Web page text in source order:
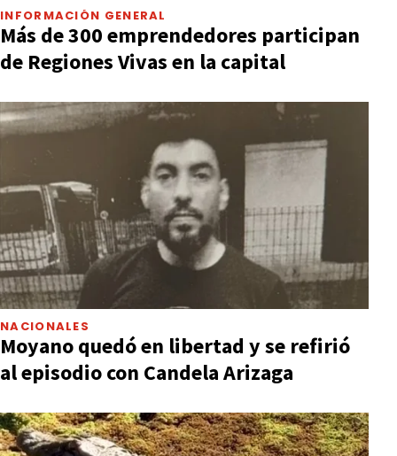
INFORMACIÓN GENERAL
Más de 300 emprendedores participan
de Regiones Vivas en la capital
NACIONALES
Moyano quedó en libertad y se refirió
al episodio con Candela Arizaga